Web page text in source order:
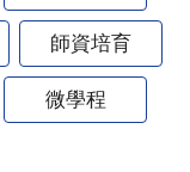
師資培育
微學程